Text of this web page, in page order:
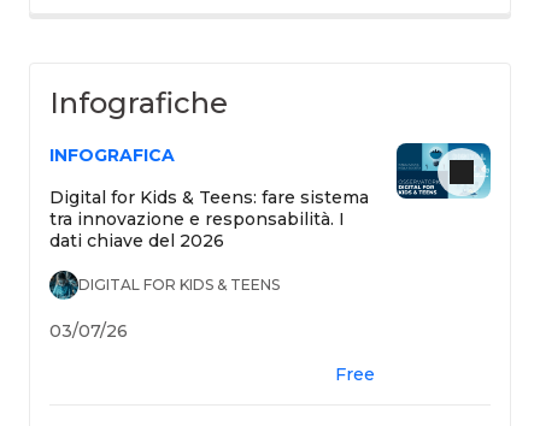
Infografiche
DIGITAL FOR KIDS & TEENS
INFOGRAFICA
Digital for Kids & Teens: fare sistema
tra innovazione e responsabilità. I
dati chiave del 2026
03/07/26
Free